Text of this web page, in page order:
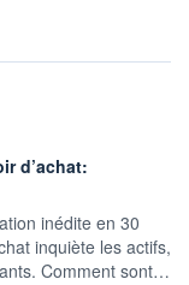
d’achat:
inédite en 30
inquiète les actifs,
Comment sont…